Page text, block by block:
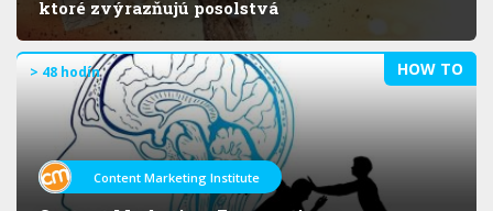
ktoré zvýrazňujú posolstvá
HOW TO
> 48 hodín
Content Marketing Institute